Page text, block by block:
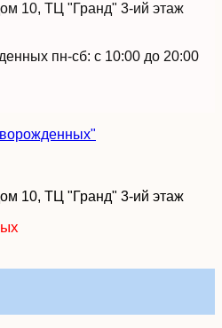
10, ТЦ "Гранд" 3-ий этаж
пн-сб: с 10:00 до 20:00
10, ТЦ "Гранд" 3-ий этаж